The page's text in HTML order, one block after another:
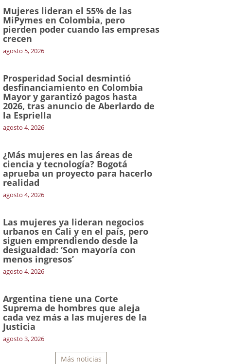
Mujeres lideran el 55% de las
MiPymes en Colombia, pero
pierden poder cuando las empresas
crecen
agosto 5, 2026
Prosperidad Social desmintió
desfinanciamiento en Colombia
Mayor y garantizó pagos hasta
2026, tras anuncio de Aberlardo de
la Espriella
agosto 4, 2026
¿Más mujeres en las áreas de
ciencia y tecnología? Bogotá
aprueba un proyecto para hacerlo
realidad
agosto 4, 2026
Las mujeres ya lideran negocios
urbanos en Cali y en el país, pero
siguen emprendiendo desde la
desigualdad: ‘Son mayoría con
menos ingresos’
agosto 4, 2026
Argentina tiene una Corte
Suprema de hombres que aleja
cada vez más a las mujeres de la
Justicia
agosto 3, 2026
Más noticias